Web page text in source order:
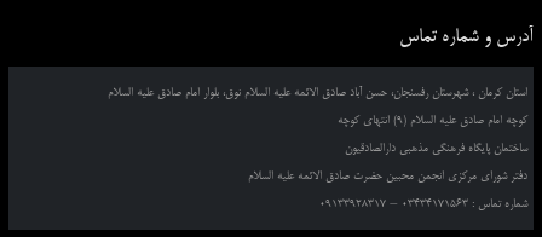
آدرس و شماره تماس
استان کرمان ، شهرستان رفسنجان، حسن آباد صادق الائمه علیه السلام نوق، بلوار امام صادق علیه السلام
کوچه امام صادق علیه السلام (9) انتهای کوچه
ساختمان پایگاه فرهنگی مذهبی دارالصادقیون
دفتر شورای مرکزی انجمن محبین حضرت صادق الائمه علیه السلام
شماره تماس : 03434171563 – 09133928317